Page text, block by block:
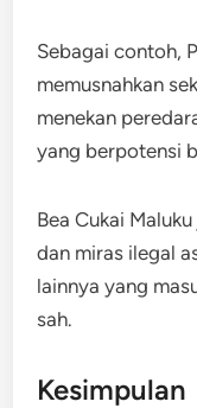
Sebagai contoh,
memusnahkan
menekan
yang berpotensi
Bea Cukai
dan miras ilegal
lainnya yang
sah.
Kesimpulan